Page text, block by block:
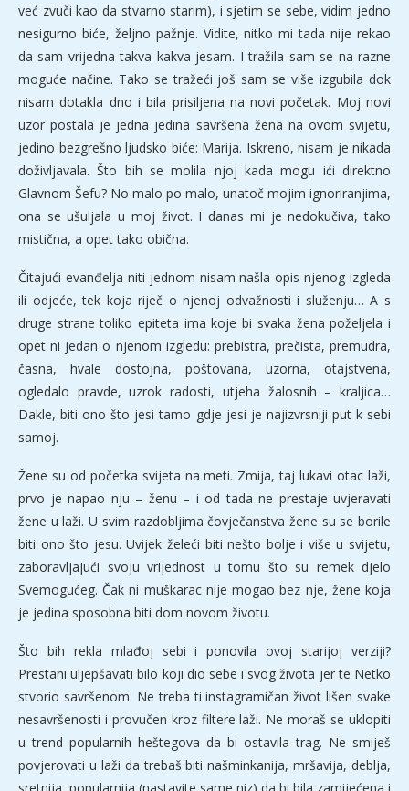
već zvuči kao da stvarno starim), i sjetim se sebe, vidim jedno
nesigurno biće, željno pažnje. Vidite, nitko mi tada nije rekao
da sam vrijedna takva kakva jesam. I tražila sam se na razne
moguće načine. Tako se tražeći još sam se više izgubila dok
nisam dotakla dno i bila prisiljena na novi početak. Moj novi
uzor postala je jedna jedina savršena žena na ovom svijetu,
jedino bezgrešno ljudsko biće: Marija. Iskreno, nisam je nikada
doživljavala. Što bih se molila njoj kada mogu ići direktno
Glavnom Šefu? No malo po malo, unatoč mojim ignoriranjima,
ona se ušuljala u moj život. I danas mi je nedokučiva, tako
mistična, a opet tako obična.
Čitajući evanđelja niti jednom nisam našla opis njenog izgleda
ili odjeće, tek koja riječ o njenoj odvažnosti i služenju… A s
druge strane toliko epiteta ima koje bi svaka žena poželjela i
opet ni jedan o njenom izgledu: prebistra, prečista, premudra,
časna, hvale dostojna, poštovana, uzorna, otajstvena,
ogledalo pravde, uzrok radosti, utjeha žalosnih – kraljica…
Dakle, biti ono što jesi tamo gdje jesi je najizvrsniji put k sebi
samoj.
Žene su od početka svijeta na meti. Zmija, taj lukavi otac laži,
prvo je napao nju – ženu – i od tada ne prestaje uvjeravati
žene u laži. U svim razdobljima čovječanstva žene su se borile
biti ono što jesu. Uvijek želeći biti nešto bolje i više u svijetu,
zaboravljajući svoju vrijednost u tomu što su remek djelo
Svemogućeg. Čak ni muškarac nije mogao bez nje, žene koja
je jedina sposobna biti dom novom životu.
Što bih rekla mlađoj sebi i ponovila ovoj starijoj verziji?
Prestani uljepšavati bilo koji dio sebe i svog života jer te Netko
stvorio savršenom. Ne treba ti instagramičan život lišen svake
nesavršenosti i provučen kroz filtere laži. Ne moraš se uklopiti
u trend popularnih heštegova da bi ostavila trag. Ne smiješ
povjerovati u laži da trebaš biti našminkanija, mršavija, deblja,
sretnija, popularnija (nastavite same niz) da bi bila zamijećena i